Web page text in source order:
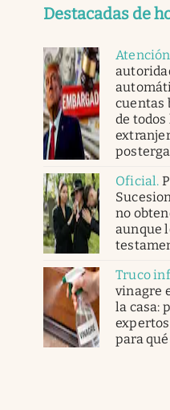
Destacadas de
Atención
cuentas
de
Oficial.
no
aunque
Truco
vinagre
la casa:
para